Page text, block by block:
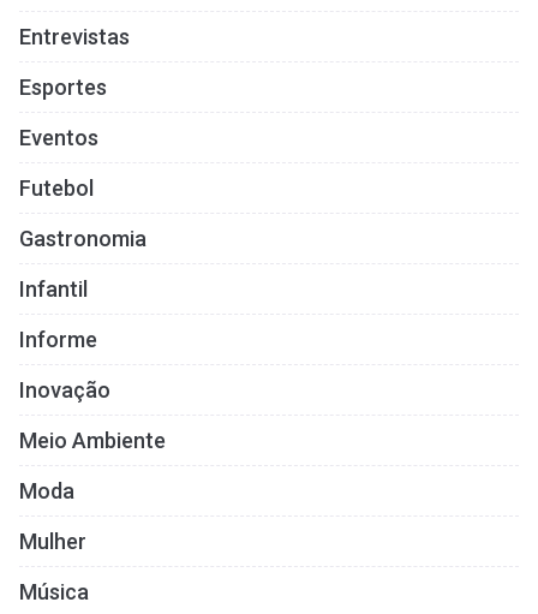
Entrevistas
Esportes
Eventos
Futebol
Gastronomia
Infantil
Informe
Inovação
Meio Ambiente
Moda
Mulher
Música